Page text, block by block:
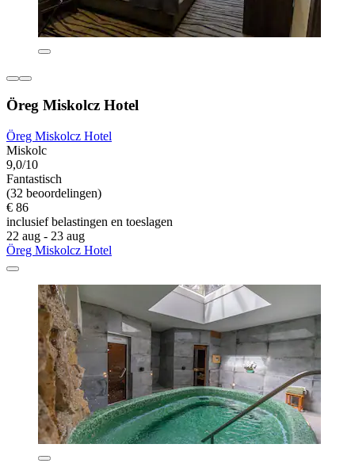
Öreg Miskolcz Hotel
Öreg Miskolcz Hotel
Miskolc
9,0/10
Fantastisch
(32 beoordelingen)
€ 86
inclusief belastingen en toeslagen
22 aug - 23 aug
Öreg Miskolcz Hotel